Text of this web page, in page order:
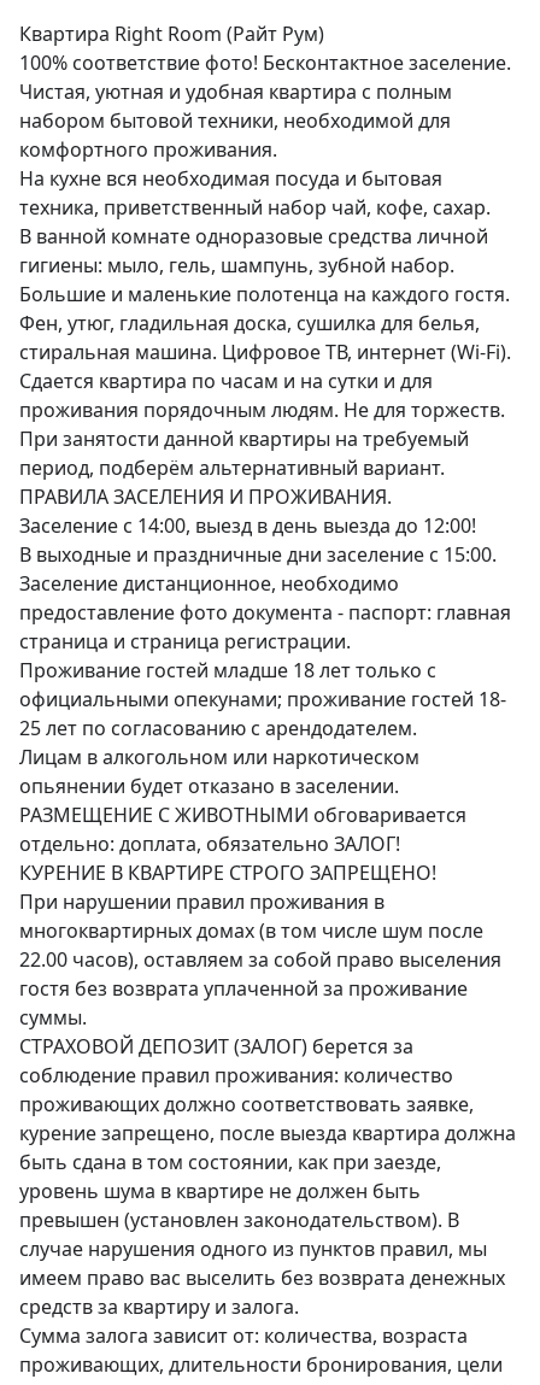
Квартира Right Room (Райт Рум)
100% соответствие фото! Бесконтактное заселение.
Чистая, уютная и удобная квартира с полным
набором бытовой техники, необходимой для
комфортного проживания.
На кухне вся необходимая посуда и бытовая
техника, приветственный набор чай, кофе, сахар.
В ванной комнате одноразовые средства личной
гигиены: мыло, гель, шампунь, зубной набор.
Большие и маленькие полотенца на каждого гостя.
Фен, утюг, гладильная доска, сушилка для белья,
стиральная машина. Цифровое ТВ, интернет (Wi-Fi).
Сдается квартира по часам и на сутки и для
проживания порядочным людям. Не для торжеств.
При занятости данной квартиры на требуемый
период, подберём альтернативный вариант.
ПРАВИЛА ЗАСЕЛЕНИЯ И ПРОЖИВАНИЯ.
Заселение с 14:00, выезд в день выезда до 12:00!
В выходные и праздничные дни заселение с 15:00.
Заселение дистанционное, необходимо
предоставление фото документа - паспорт: главная
страница и страница регистрации.
Проживание гостей младше 18 лет только с
официальными опекунами; проживание гостей 18-
25 лет по согласованию с арендодателем.
Лицам в алкогольном или наркотическом
опьянении будет отказано в заселении.
РАЗМЕЩЕНИЕ С ЖИВОТНЫМИ обговаривается
отдельно: доплата, обязательно ЗАЛОГ!
КУРЕНИЕ В КВАРТИРЕ СТРОГО ЗАПРЕЩЕНО!
При нарушении правил проживания в
многоквартирных домах (в том числе шум после
22.00 часов), оставляем за собой право выселения
гостя без возврата уплаченной за проживание
суммы.
СТРАХОВОЙ ДЕПОЗИТ (ЗАЛОГ) берется за
соблюдение правил проживания: количество
проживающих должно соответствовать заявке,
курение запрещено, после выезда квартира должна
быть сдана в том состоянии, как при заезде,
уровень шума в квартире не должен быть
превышен (установлен законодательством). В
случае нарушения одного из пунктов правил, мы
имеем право вас выселить без возврата денежных
средств за квартиру и залога.
Сумма залога зависит от: количества, возраста
проживающих, длительности бронирования, цели